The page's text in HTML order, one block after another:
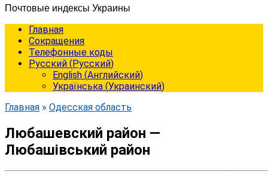
Почтовые индексы Украины
Главная
Сокращения
Телефонные коды
Русский (Русский)
English (Английский)
Українська (Украинский)
Главная » Одесская область
Любашевский район —
Любашівський район